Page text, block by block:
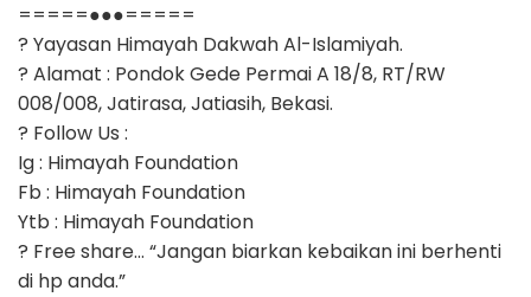
=====●●●=====
? Yayasan Himayah Dakwah Al-Islamiyah.
? Alamat : Pondok Gede Permai A 18/8, RT/RW
008/008, Jatirasa, Jatiasih, Bekasi.
? Follow Us :
Ig : Himayah Foundation
Fb : Himayah Foundation
Ytb : Himayah Foundation
? Free share… “Jangan biarkan kebaikan ini berhenti
di hp anda.”